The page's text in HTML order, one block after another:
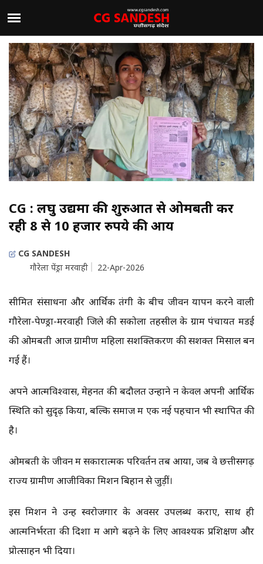
CG : लघु उद्यमों की शुरुआत से ओमबती कर
रही 8 से 10 हजार रुपये की आय
CG SANDESH
गौरेला पेंड्रा मरवाही
22-Apr-2026
सीमित संसाधनों और आर्थिक तंगी के बीच जीवन यापन करने वाली
गौरेला-पेण्ड्रा-मरवाही जिले की सकोला तहसील के ग्राम पंचायत मडई
की ओमबती आज ग्रामीण महिला सशक्तिकरण की सशक्त मिसाल बन
गई हैं।
अपने आत्मविश्वास, मेहनत की बदौलत उन्होंने न केवल अपनी आर्थिक
स्थिति को सुदृढ़ किया, बल्कि समाज में एक नई पहचान भी स्थापित की
है।
ओमबती के जीवन में सकारात्मक परिवर्तन तब आया, जब वे छत्तीसगढ़
राज्य ग्रामीण आजीविका मिशन बिहान से जुड़ीं।
इस मिशन ने उन्हें स्वरोजगार के अवसर उपलब्ध कराए, साथ ही
आत्मनिर्भरता की दिशा में आगे बढ़ने के लिए आवश्यक प्रशिक्षण और
प्रोत्साहन भी दिया।